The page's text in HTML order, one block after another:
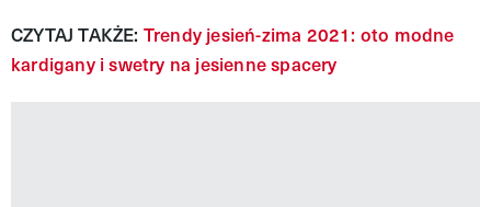
CZYTAJ TAKŻE: Trendy jesień-zima 2021: oto modne
kardigany i swetry na jesienne spacery